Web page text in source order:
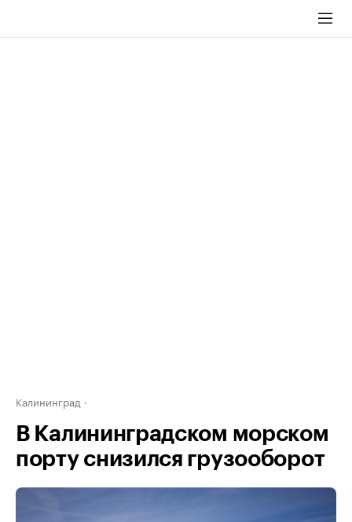
Калининград
В Калининградском морском
порту снизился грузооборот